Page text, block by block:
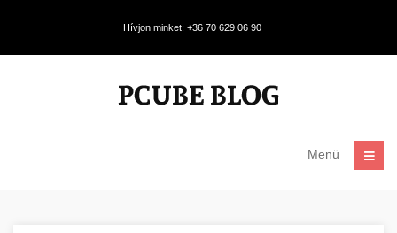
Hívjon minket: +36 70 629 06 90
Menü